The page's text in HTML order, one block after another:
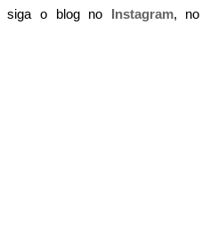
siga o blog no Instagram, no